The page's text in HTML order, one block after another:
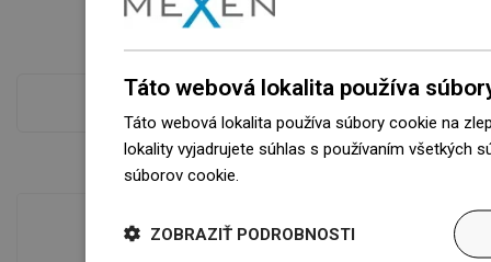
Táto webová lokalita používa
Táto webová lokalita používa súbory cookie na
lokality vyjadrujete súhlas s používaním všetkých
súborov cookie.
ZOBRAZIŤ PODROBNOSTI